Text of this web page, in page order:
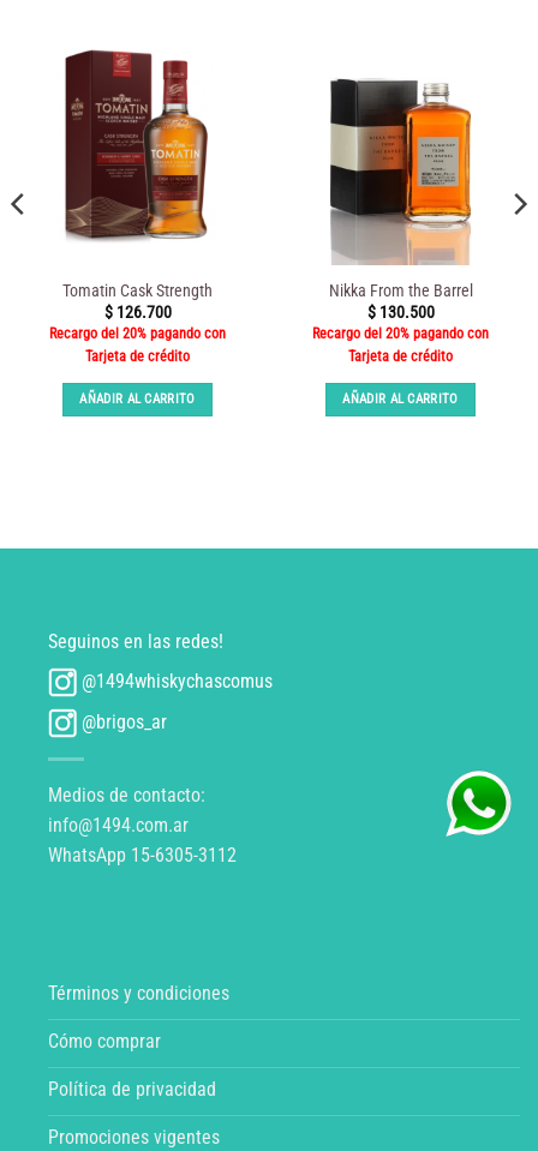
Tomatin Cask Strength
$126.700
Recargo del 20% pagando con
Tarjeta de crédito
AÑADIR AL CARRITO
Nikka From the Barrel
$130.500
Recargo del 20% pagando con
Tarjeta de crédito
AÑADIR AL CARRITO
Seguinos en las redes!
@1494whiskychascomus
@brigos_ar
Medios de contacto:
info@1494.com.ar
WhatsApp 15-6305-3112
Términos y condiciones
Cómo comprar
Política de privacidad
Promociones vigentes